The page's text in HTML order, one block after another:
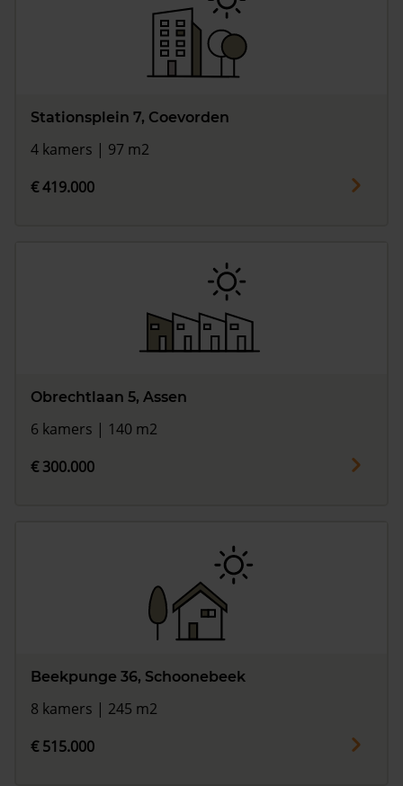
Stationsplein 7, Coevorden
4 kamers | 97 m2
€ 419.000
Obrechtlaan 5, Assen
6 kamers | 140 m2
€ 300.000
Beekpunge 36, Schoonebeek
8 kamers | 245 m2
€ 515.000